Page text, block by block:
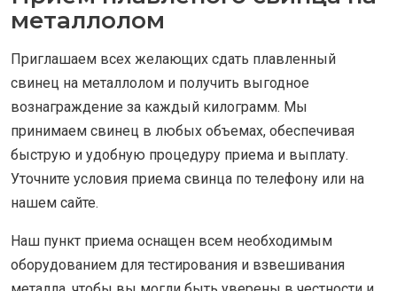
металлолом
Приглашаем всех желающих сдать плавленный
свинец на металлолом и получить выгодное
вознаграждение за каждый килограмм. Мы
принимаем свинец в любых объемах, обеспечивая
быструю и удобную процедуру приема и выплату.
Уточните условия приема свинца по телефону или на
нашем сайте.
Наш пункт приема оснащен всем необходимым
оборудованием для тестирования и взвешивания